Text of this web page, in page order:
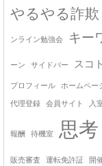
やるやる詐欺
ンライン勉強会 キー
ーン サイドバー スコ
プロフィール ホームペー
代理登録
会員サイト 入
報酬 待機室 思考
販売審査 運転免許証 開